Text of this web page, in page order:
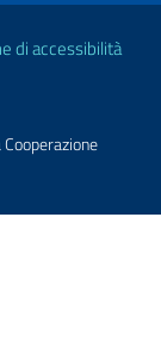
di accessibilità